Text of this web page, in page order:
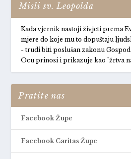
Misli sv. Leopolda
Kada vjernik nastoji živjeti prema
mjere do koje mu to dopuštaju
- trudi biti poslušan zakonu
Ocu prinosi i prikazuje kao "žrtva
Pratite nas
Facebook Župe
Facebook Caritas Župe